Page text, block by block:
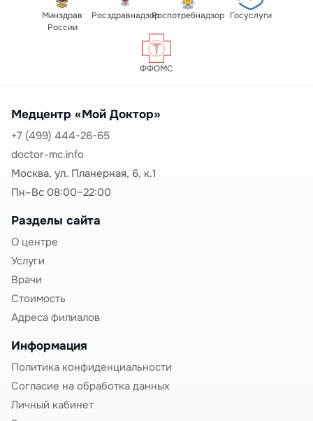
больничный при миоме матки
с соблюдением всех
медицинских стандартов.
Больничный лист при миоме матки
при наличии клинических проявлений
оформление медицинской документации
позволяет женщине получить необходимое
лечение и избежать прогрессирования
заболевания.
Классификация и клинические
Миомы классифицируются по расположению в
матке:
Интрамуральная (межмышечная)
располагаются в толще мышечной стенки матки,
наиболее частый тип
Субсерозная
субсерозной миоме
перекруте ножки узла — острое состояние с
сильной болью
Субмукозная
Минздрав
России
РосздравнадзорРоспотребнадзор Госуслуги
ФФОМС
Медцентр «Мой Доктор»
+7 (499) 444-26-65
doctor-mc.info
Москва, ул. Планерная, 6, к.1
Пн–Вс 08:00–22:00
Разделы сайта
О центре
Услуги
Врачи
Стоимость
Адреса филиалов
Информация
Политика конфиденциальности
Согласие на обработка данных
Личный кабинет